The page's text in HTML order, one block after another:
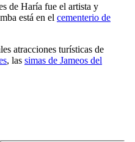
de Haría fue el artista y
está en el cementerio de
atracciones turísticas de
, las simas de Jameos del